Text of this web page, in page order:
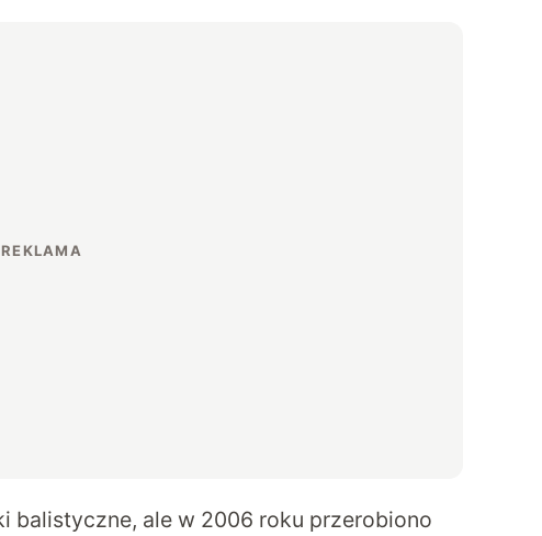
balistyczne, ale w 2006 roku przerobiono